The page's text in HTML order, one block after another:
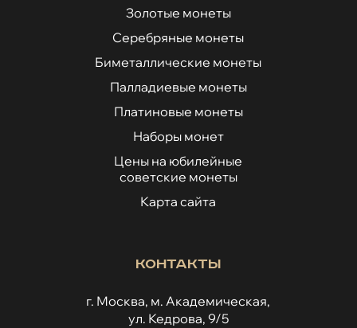
Золотые монеты
Серебряные монеты
Биметаллические монеты
Палладиевые монеты
Платиновые монеты
Наборы монет
Цены на юбилейные
советские монеты
Карта сайта
Контакты
г. Москва, м. Академическая,
ул. Кедрова, 9/5